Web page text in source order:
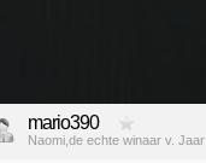
mario390
Naomi,de echte winaar v. Jaar